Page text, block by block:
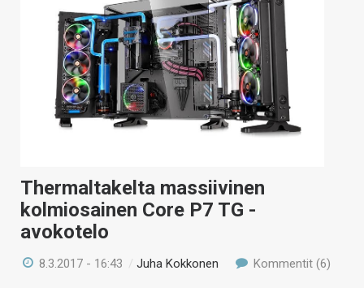
Thermaltakelta massiivinen
kolmiosainen Core P7 TG -
avokotelo
8.3.2017 - 16:43 /Juha Kokkonen Kommentit (6)